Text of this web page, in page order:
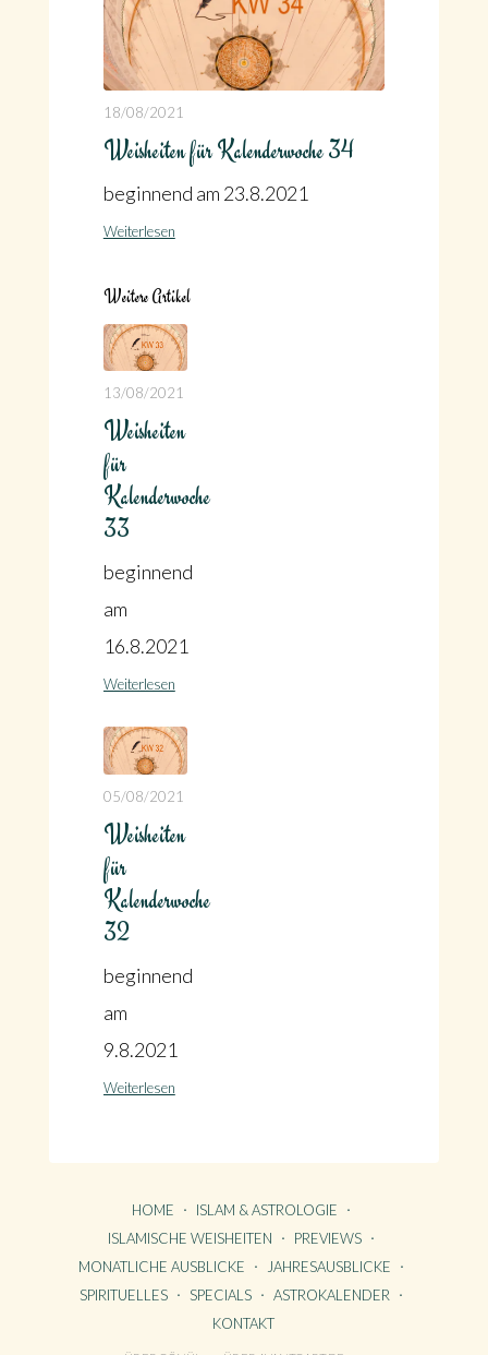
18/08/2021
Weisheiten für Kalenderwoche 34
beginnend am 23.8.2021
Weiterlesen
Weitere Artikel
13/08/2021
Weisheiten
für
Kalenderwoche
33
beginnend
am
16.8.2021
Weiterlesen
05/08/2021
Weisheiten
für
Kalenderwoche
32
beginnend
am
9.8.2021
Weiterlesen
HOME
ISLAM & ASTROLOGIE
ISLAMISCHE WEISHEITEN
PREVIEWS
MONATLICHE AUSBLICKE
JAHRESAUSBLICKE
SPIRITUELLES
SPECIALS
ASTROKALENDER
KONTAKT